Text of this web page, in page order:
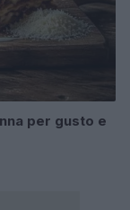
per gusto e